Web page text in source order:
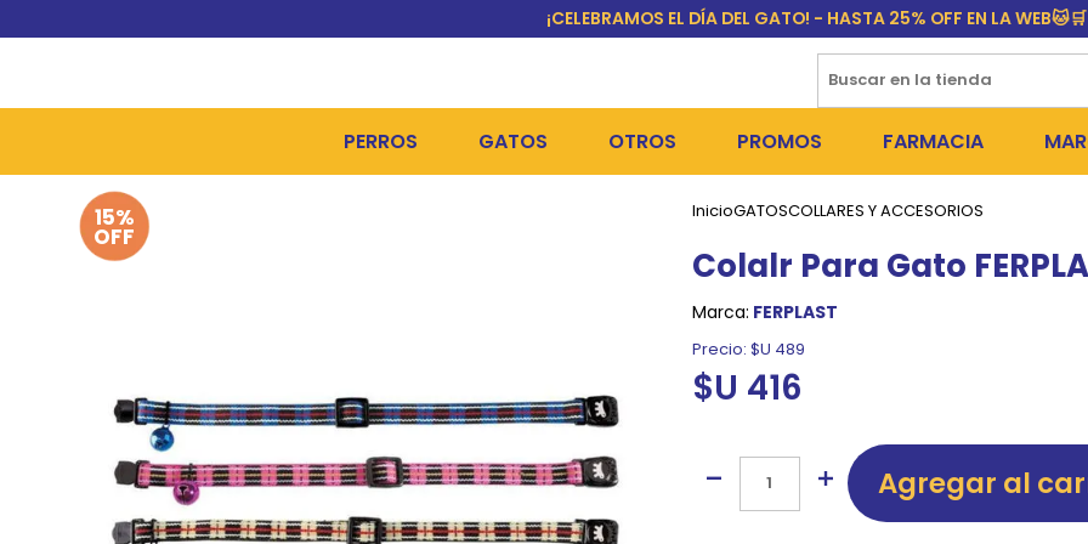
¡CELEBRAMOS EL DÍA DEL GATO! - HASTA 25% OFF EN LA WEB🐱🛒
PERROS
BOLSOS Y TRANSPORTADORAS
BOLSAS PARA MATERIA
COLLARES, ARNESES Y CORREAS
GATOS
ALIMENTOS HÚMEDOS Y SNACKS
COMEDEROS Y BEBEDEROS
JUGUETES Y RASCADORES
COLLARES Y ACCESORIOS
OTROS PROMOS
PERROS
OUTLET
FARMACIA
PULGUICIDAS Y
15%
OFF
InicioGATOSCOLLARES Y ACCESORIOS
Colalr Para Gato
Marca: FERPLAST
Precio: $U 489
$U 416
Agregar al